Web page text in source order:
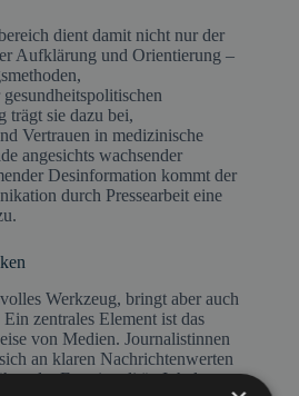
dient damit nicht nur der
Aufklärung und Orientierung –
trägt sie dazu bei,
Vertrauen in medizinische
angesichts wachsender
Desinformation kommt der
durch Pressearbeit eine
Werkzeug, bringt aber auch
zentrales Element ist das
von Medien. Journalistinnen
an klaren Nachrichtenwerten
oder Emotionalität. Inhalte